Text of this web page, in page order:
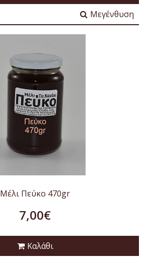
Μεγένθυση
Μέλι Πεύκο 470gr
7,00€
Καλάθι